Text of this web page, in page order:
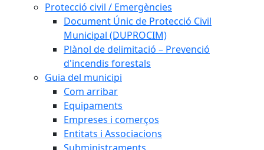
Protecció civil / Emergències
Document Únic de Protecció Civil
Municipal (DUPROCIM)
Plànol de delimitació – Prevenció
d'incendis forestals
Guia del municipi
Com arribar
Equipaments
Empreses i comerços
Entitats i Associacions